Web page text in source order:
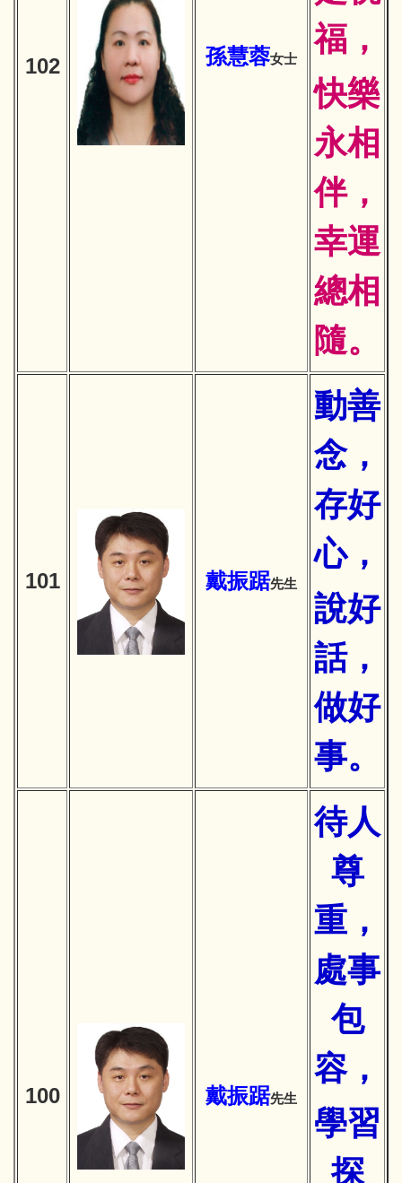
102 孫慧蓉女士
福，
快樂
永相
伴，
幸運
總相
隨。
101 戴振踞先生
動善
念，
存好
心，
說好
話，
做好
事。
100 戴振踞先生
待人
尊
重，
處事
包
容，
學習
探